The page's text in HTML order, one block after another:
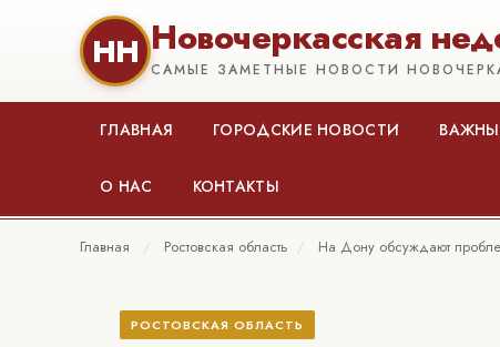
НН Новочеркасская
САМЫЕ ЗАМЕТНЫЕ НОВОСТИ
ГЛАВНАЯ ГОРОДСКИЕ НОВОСТИ
О НАС КОНТАКТЫ
Главная / Ростовская область / На Дону обсуждают
РОСТОВСКАЯ ОБЛАСТЬ